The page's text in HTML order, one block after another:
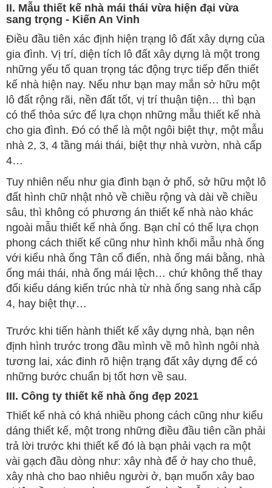
II. Mẫu thiết kế nhà mái thái vừa hiện đại vừa
sang trọng - Kiến An Vinh
Điều đầu tiên xác định hiện trạng lô đất xây dựng của
gia đình. Vị trí, diện tích lô đất xây dựng là một trong
những yếu tố quan trọng tác động trực tiếp đến thiết
kế nhà hiện nay. Nếu như bạn may mắn sở hữu một
lô đất rộng rãi, nền đất tốt, vị trí thuận tiện… thì bạn
có thể thỏa sức để lựa chọn những mẫu thiết kế nhà
cho gia đình. Đó có thể là một ngôi biệt thự, một mẫu
nhà 2, 3, 4 tầng mái thái, biệt thự nhà vườn, nhà cấp
4…
Tuy nhiên nếu như gia đình bạn ở phố, sở hữu một lô
đất hình chữ nhật nhỏ về chiều rộng và dài về chiều
sâu, thì không có phương án thiết kế nhà nào khác
ngoài mẫu thiết kế nhà ống. Bạn chỉ có thể lựa chọn
phong cách thiết kế cũng như hình khối mẫu nhà ống
với kiểu nhà ống Tân cổ điển, nhà ống mái bằng, nhà
ống mái thái, nhà ống mái lệch… chứ không thể thay
đổi kiểu dáng kiến trúc nhà từ nhà ống sang nhà cấp
4, hay biệt thự…
Trước khi tiến hành thiết kế xây dựng nhà, bạn nên
định hình trước trong đầu mình về mô hình ngôi nhà
tương lai, xác đinh rõ hiện trạng đất xây dựng để có
những bước chuẩn bị tốt hơn về sau.
III. Công ty thiết kế nhà ống đẹp 2021
Thiết kế nhà có khá nhiều phong cách cũng như kiểu
dáng thiết kế, một trong những điều đầu tiên cần phải
trả lời trước khi thiết kế đó là bạn phải vạch ra một
vài gạch đầu dòng như: xây nhà để ở hay cho thuê,
xây nhà cho bao nhiêu người ở, bạn muốn xây bao